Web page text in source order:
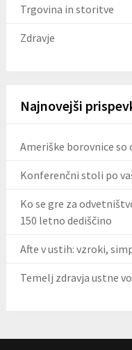
Trgovina in storitve
Zdravje
Najnovejši
Ameriške borovnice so
Konferenčni stoli po
Ko se gre za
150 letno dediščino
Afte v ustih: vzroki,
Temelj zdravja ustne